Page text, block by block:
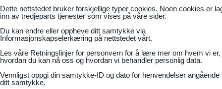
Dette nettstedet bruker forskjellige typer cookies. Noen cookies er
inn av tredjeparts tjenester som vises på våre sider.
Du kan endre eller oppheve ditt samtykke via
Informasjonskapselerkæring på nettstedet vårt.
Les våre Retningslinjer for personvern for å lære mer om hvem vi er,
hvordan du kan nå oss og hvordan vi behandler personlig data.
Vennligst oppgi din samtykke-ID og dato for henvendelser angående
ditt samtykke.